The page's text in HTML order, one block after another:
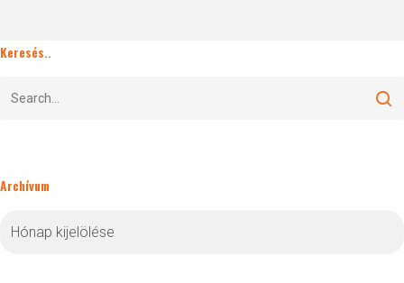
Keresés..
Archívum